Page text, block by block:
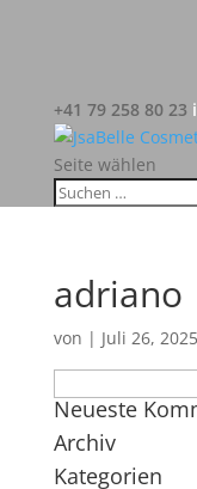
+41 79 258 80 23
Seite wählen
adriano
von | Juli 26, 2025
nach:
Neueste
Archiv
Kategorien